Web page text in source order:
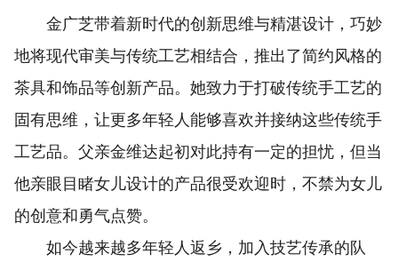
金广芝带着新时代的创新思维与精湛设计，巧妙
地将现代审美与传统工艺相结合，推出了简约风格的
茶具和饰品等创新产品。她致力于打破传统手工艺的
固有思维，让更多年轻人能够喜欢并接纳这些传统手
工艺品。父亲金维达起初对此持有一定的担忧，但当
他亲眼目睹女儿设计的产品很受欢迎时，不禁为女儿
的创意和勇气点赞。
如今越来越多年轻人返乡，加入技艺传承的队